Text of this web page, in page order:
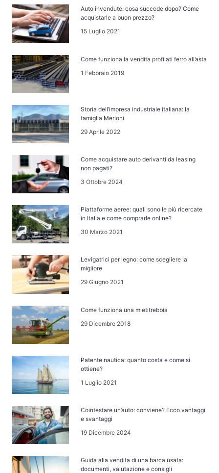
Auto invendute: cosa succede dopo? Come
acquistarle a buon prezzo?
15 Luglio 2021
Come funziona la vendita profilati ferro all’asta
1 Febbraio 2019
Storia dell’impresa industriale italiana: la
famiglia Merloni
29 Aprile 2022
Come acquistare auto derivanti da leasing
non pagati?
3 Ottobre 2024
Piattaforme aeree: quali sono le più ricercate
in Italia e come comprarle online?
30 Marzo 2021
Levigatrici per legno: come scegliere la
migliore
29 Giugno 2021
Come funziona una mietitrebbia
29 Dicembre 2018
Patente nautica: quanto costa e come si
ottiene?
1 Luglio 2021
Cointestare un’auto: conviene? Ecco vantaggi
e svantaggi
19 Dicembre 2024
Guida alla vendita di una barca usata:
documenti, valutazione e consigli